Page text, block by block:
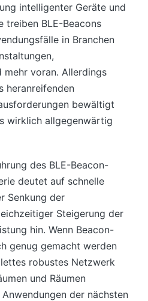
intelligenter Geräte und
treiben BLE-Beacons
in Branchen
mehr voran. Allerdings
heranreifenden
bewältigt
wirklich allgegenwärtig
des BLE-Beacon-
deutet auf schnelle
Senkung der
Steigerung der
hin. Wenn Beacon-
genug gemacht werden
robustes Netzwerk
und Räumen
der nächsten